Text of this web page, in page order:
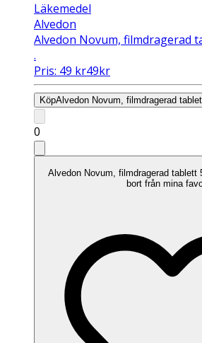
Läkemedel
Alvedon
Alvedon Novum, filmdragerad
.
Pris: 49 kr49kr
KöpAlvedon Novum, filmdragerad
0
Alvedon Novum, filmdragerad tablett
bort från mina